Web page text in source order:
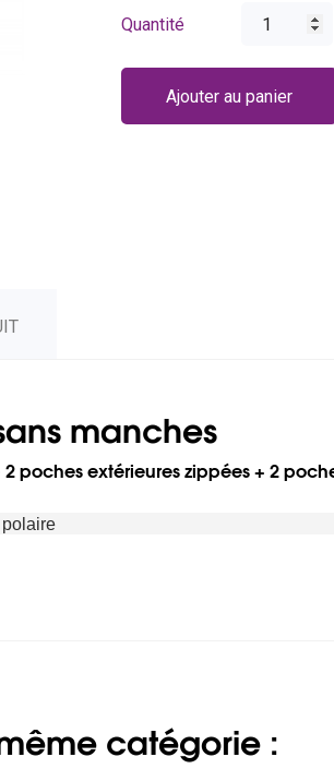
Quantité
Ajouter au panier
manches
poches extérieures zippées + 2
catégorie :